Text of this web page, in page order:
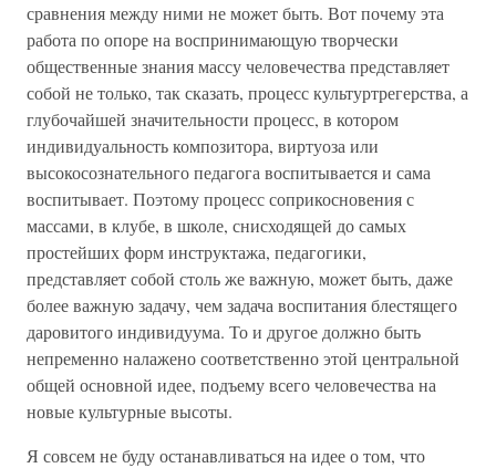
сравнения между ними не может быть. Вот почему эта
работа по опоре на воспринимающую творчески
общественные знания массу человечества представляет
собой не только, так сказать, процесс культуртрегерства, а
глубочайшей значительности процесс, в котором
индивидуальность композитора, виртуоза или
высокосознательного педагога воспитывается и сама
воспитывает. Поэтому процесс соприкосновения с
массами, в клубе, в школе, снисходящей до самых
простейших форм инструктажа, педагогики,
представляет собой столь же важную, может быть, даже
более важную задачу, чем задача воспитания блестящего
даровитого индивидуума. То и другое должно быть
непременно налажено соответственно этой центральной
общей основной идее, подъему всего человечества на
новые культурные высоты.
Я совсем не буду останавливаться на идее о том, что